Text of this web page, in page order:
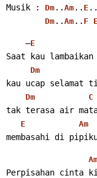
Musik : Dm .. Am .. E ..
Dm .. Am .. F E
    –
E
Saat kau lambaikan
Dm
kau ucap selamat
Dm C
tak terasa air
E Am
membasahi di
Perpisahan cinta